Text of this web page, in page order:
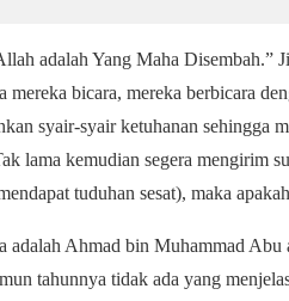
adalah Yang Maha Disembah.”
mereka bicara, mereka berbicara
syair-syair ketuhanan sehingga
lama kemudian segera mengirim
tuduhan sesat), maka
adalah Ahmad bin Muhammad
tahunnya tidak ada yang